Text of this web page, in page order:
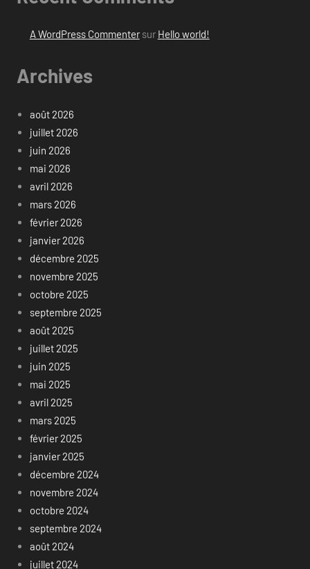
A WordPress Commentersur Hello world!
Archives
août 2026
juillet 2026
juin 2026
mai 2026
avril 2026
mars 2026
février 2026
janvier 2026
décembre 2025
novembre 2025
octobre 2025
septembre 2025
août 2025
juillet 2025
juin 2025
mai 2025
avril 2025
mars 2025
février 2025
janvier 2025
décembre 2024
novembre 2024
octobre 2024
septembre 2024
août 2024
juillet 2024